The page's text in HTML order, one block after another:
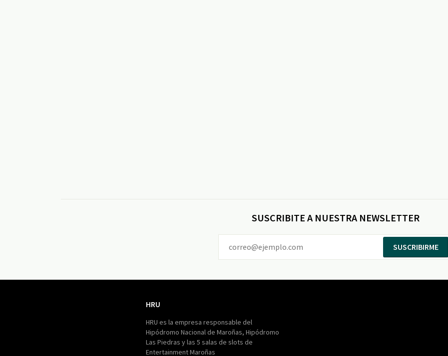
SUSCRIBITE A NUESTRA NEWSLETTER
SUSCRIBIRME
HRU
HRU es la empresa responsable del
Hipódromo Nacional de Maroñas, Hipódromo
Las Piedras y las 5 salas de slots de
Entertainment Maroñas